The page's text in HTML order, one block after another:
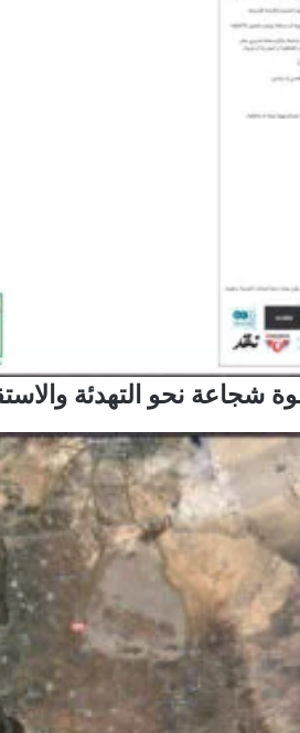
شجاعة نحو التهدئة